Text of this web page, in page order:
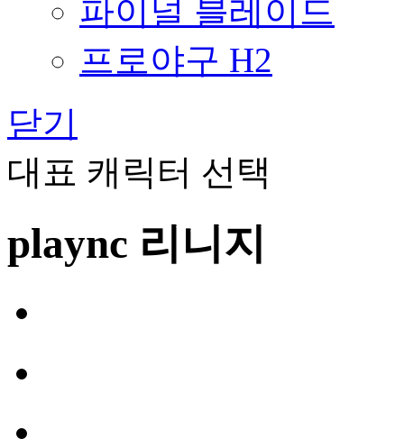
파이널 블레이드
프로야구 H2
닫기
대표 캐릭터 선택
plaync 리니지